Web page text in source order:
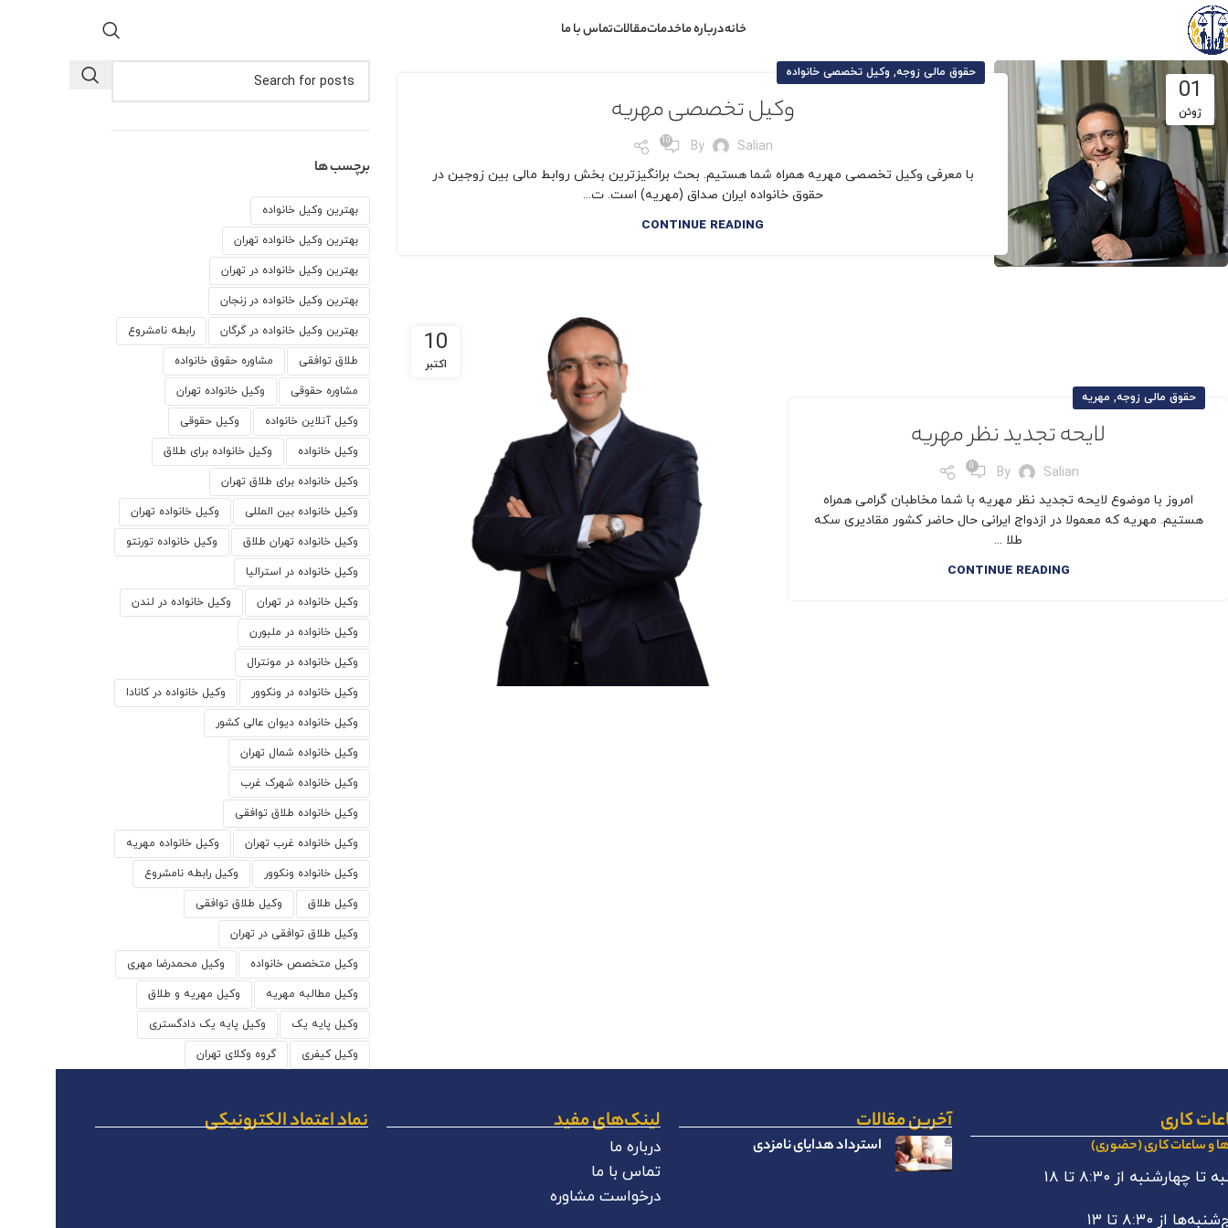
خانهدرباره ماخدماتمقالاتتماس با ما
01
ژوئن
حقوق مالی زوجه, وکیل تخصصی خانواده
وکیل تخصصی مهریه
By Salian
10
با معرفی وکیل تخصصی مهریه همراه شما هستیم. بحث برانگیزترین بخش روابط مالی بین زوجین در
حقوق خانواده ایران صداق (مهریه) است. ت...
CONTINUE READING
10
اکتبر
حقوق مالی زوجه, مهریه
لایحه تجدید نظر مهریه
By Salian
0
امروز با موضوع لایحه تجدید نظر مهریه با شما مخاطبان گرامی همراه
هستیم. مهریه که معمولا در ازدواج ایرانی حال حاضر کشور مقادیری سکه
طلا ...
CONTINUE READING
برچسب ها
بهترین وکیل خانواده
بهترین وکیل خانواده تهران
بهترین وکیل خانواده در تهران
بهترین وکیل خانواده در زنجان
بهترین وکیل خانواده در گرگان رابطه نامشروع
طلاق توافقی مشاوره حقوق خانواده
مشاوره حقوقی وكيل خانواده تهران
وکیل آنلاین خانواده وکیل حقوقی
وکیل خانواده وکیل خانواده برای طلاق
وکیل خانواده برای طلاق تهران
وکیل خانواده بین المللی وکیل خانواده تهران
وکیل خانواده تهران طلاق وکیل خانواده تورنتو
وکیل خانواده در استرالیا
وکیل خانواده در تهران وکیل خانواده در لندن
وکیل خانواده در ملبورن
وکیل خانواده در مونترال
وکیل خانواده در ونکوور وکیل خانواده در کانادا
وکیل خانواده دیوان عالی کشور
وکیل خانواده شمال تهران
وکیل خانواده شهرک غرب
وکیل خانواده طلاق توافقی
وکیل خانواده غرب تهران وکیل خانواده مهریه
وکیل خانواده ونکوور وکیل رابطه نامشروع
وکیل طلاق وکیل طلاق توافقی
وکیل طلاق توافقی در تهران
وکیل متخصص خانواده وکیل محمدرضا مهری
وکیل مطالبه مهریه وکیل مهریه و طلاق
وکیل پایه یک وکیل پایه یک دادگستری
وکیل کیفری گروه وکلای تهران
کاری
و ساعات کاری (حضوری)
تا چهارشنبه از ۸:۳۰ تا ۱۸
از ۸:۳۰ تا ۱۳
آخرین مقالات
استرداد هدایای نامزدی
لینک‌های مفید
درباره ما
تماس با ما
درخواست مشاوره
نماد اعتماد الکترونیکی